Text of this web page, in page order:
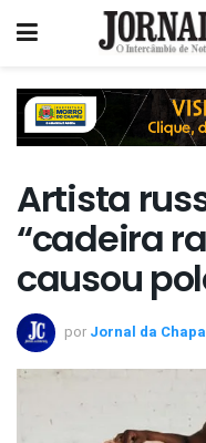
Artista
“cadeira
causou
por Jornal da